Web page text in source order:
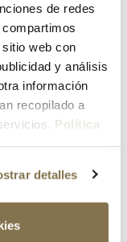
de redes
web con
y análisis
información
recopilado a
Política
detalles